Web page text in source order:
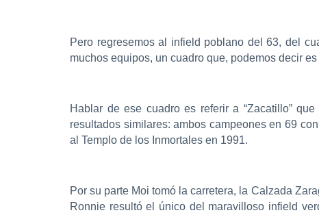
Pero regresemos al infield poblano del 63, del
muchos equipos, un cuadro que, podemos decir
Hablar de ese cuadro es referir a “Zacatillo”
resultados similares: ambos campeones en 69
al Templo de los Inmortales en 1991.
Por su parte Moi tomó la carretera, la Calzada
Ronnie resultó el único del maravilloso infield